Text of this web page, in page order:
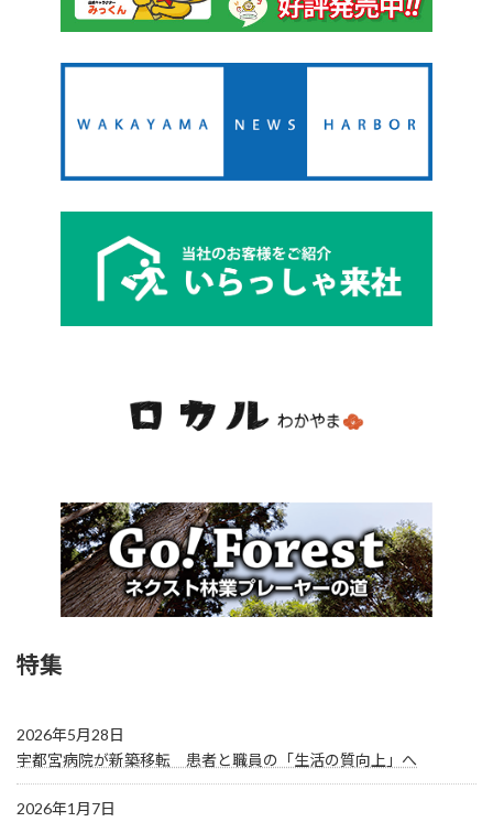
特集
2026年5月28日
宇都宮病院が新築移転 患者と職員の「生活の質向上」へ
2026年1月7日